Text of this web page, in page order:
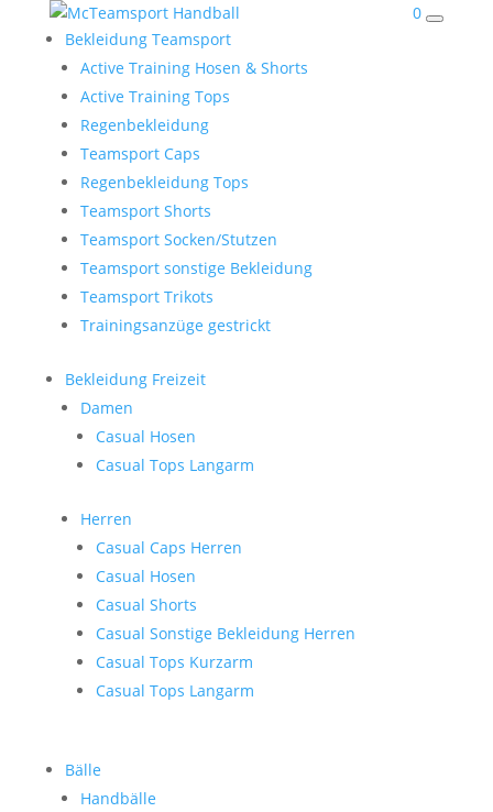
0
Bekleidung Teamsport
Active Training Hosen & Shorts
Active Training Tops
Regenbekleidung
Teamsport Caps
Regenbekleidung Tops
Teamsport Shorts
Teamsport Socken/Stutzen
Teamsport sonstige Bekleidung
Teamsport Trikots
Trainingsanzüge gestrickt
Bekleidung Freizeit
Damen
Casual Hosen
Casual Tops Langarm
Herren
Casual Caps Herren
Casual Hosen
Casual Shorts
Casual Sonstige Bekleidung Herren
Casual Tops Kurzarm
Casual Tops Langarm
Bälle
Handbälle